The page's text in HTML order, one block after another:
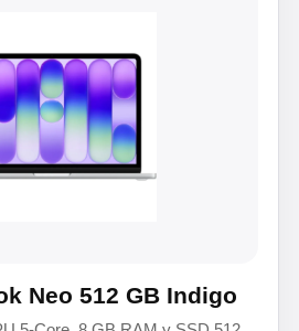
Neo 512 GB Indigo